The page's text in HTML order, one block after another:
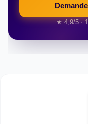
★ 4,9/5 ·